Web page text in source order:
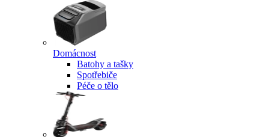
Domácnost
Batohy a tašky
Spotřebiče
Péče o tělo